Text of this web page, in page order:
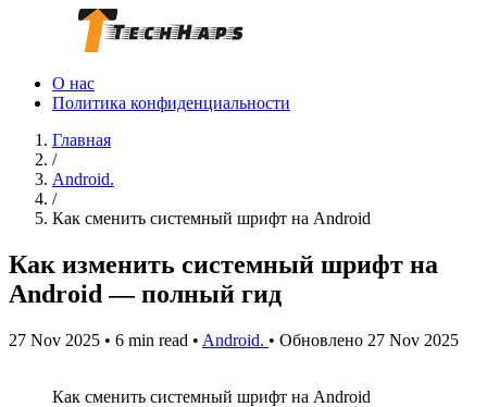
О нас
Политика конфиденциальности
Главная
/
Android.
/
Как сменить системный шрифт на Android
Как изменить системный шрифт на
Android — полный гид
27 Nov 2025 • 6 min read • Android. • Обновлено 27 Nov 2025
Как сменить системный шрифт на Android